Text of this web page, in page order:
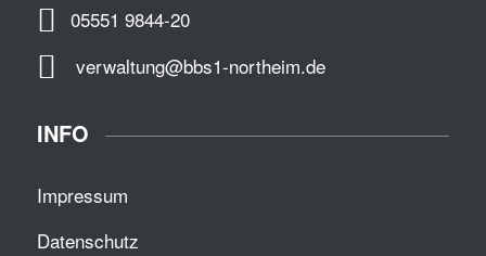
05551 9844-20
verwaltung@bbs1-northeim.de
INFO
Impressum
Datenschutz